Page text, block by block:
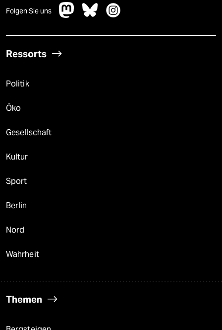
Folgen Sie uns
Ressorts
Politik
Öko
Gesellschaft
Kultur
Sport
Berlin
Nord
Wahrheit
Themen